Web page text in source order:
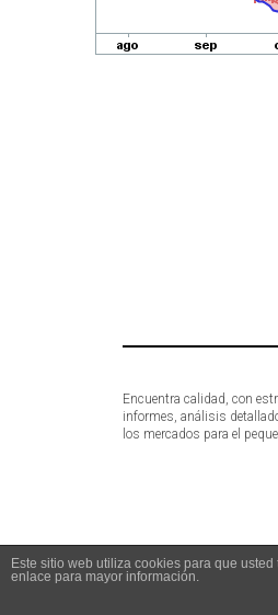
Encuentra calidad, con
informes, análisis
los mercados para el
Este sitio web utiliza cookies para que
enlace para mayor información.